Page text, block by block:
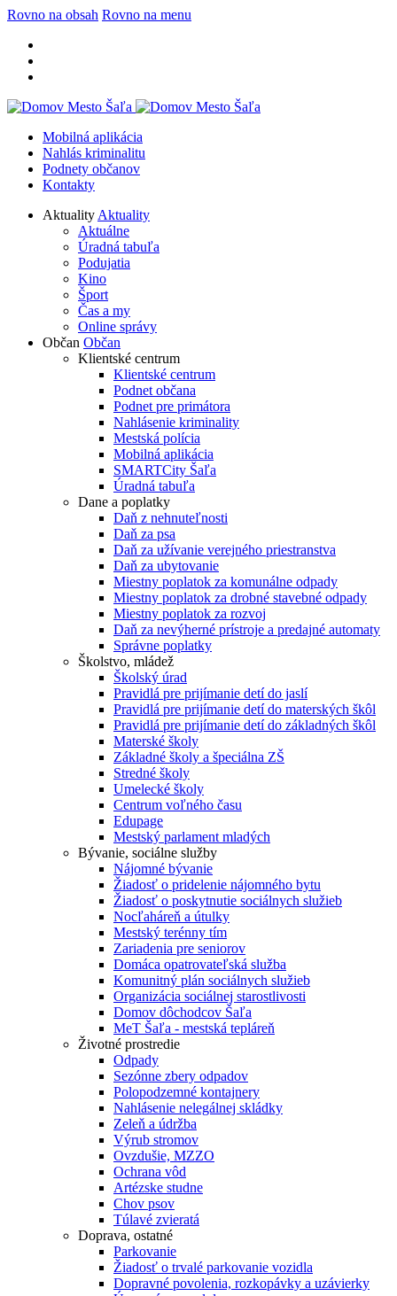
Rovno na obsah Rovno na menu
Mobilná aplikácia
Nahlás kriminalitu
Podnety občanov
Kontakty
Aktuality Aktuality
Aktuálne
Úradná tabuľa
Podujatia
Kino
Šport
Čas a my
Online správy
Občan Občan
Klientské centrum
Klientské centrum
Podnet občana
Podnet pre primátora
Nahlásenie kriminality
Mestská polícia
Mobilná aplikácia
SMARTCity Šaľa
Úradná tabuľa
Dane a poplatky
Daň z nehnuteľnosti
Daň za psa
Daň za užívanie verejného priestranstva
Daň za ubytovanie
Miestny poplatok za komunálne odpady
Miestny poplatok za drobné stavebné odpady
Miestny poplatok za rozvoj
Daň za nevýherné prístroje a predajné automaty
Správne poplatky
Školstvo, mládež
Školský úrad
Pravidlá pre prijímanie detí do jaslí
Pravidlá pre prijímanie detí do materských škôl
Pravidlá pre prijímanie detí do základných škôl
Materské školy
Základné školy a špeciálna ZŠ
Stredné školy
Umelecké školy
Centrum voľného času
Edupage
Mestský parlament mladých
Bývanie, sociálne služby
Nájomné bývanie
Žiadosť o pridelenie nájomného bytu
Žiadosť o poskytnutie sociálnych služieb
Nocľaháreň a útulky
Mestský terénny tím
Zariadenia pre seniorov
Domáca opatrovateľská služba
Komunitný plán sociálnych služieb
Organizácia sociálnej starostlivosti
Domov dôchodcov Šaľa
MeT Šaľa - mestská tepláreň
Životné prostredie
Odpady
Sezónne zbery odpadov
Polopodzemné kontajnery
Nahlásenie nelegálnej skládky
Zeleň a údržba
Výrub stromov
Ovzdušie, MZZO
Ochrana vôd
Artézske studne
Chov psov
Túlavé zvieratá
Doprava, ostatné
Parkovanie
Žiadosť o trvalé parkovanie vozidla
Dopravné povolenia, rozkopávky a uzávierky